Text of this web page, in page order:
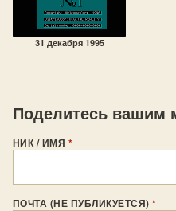
31 декабря 1995
Поделитесь вашим
НИК / ИМЯ *
ПОЧТА (НЕ ПУБЛИКУЕТСЯ)*